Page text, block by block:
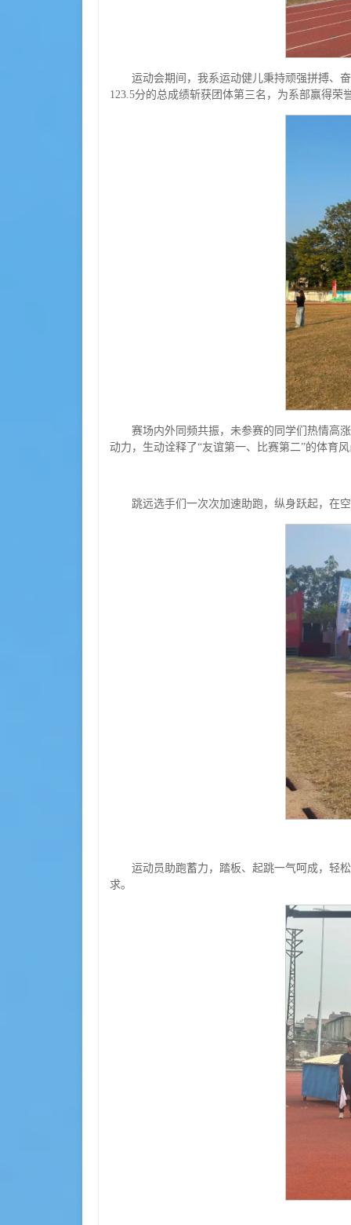
运动会期间，我系运动健儿秉持顽强拼搏、
123.5分的总成绩斩获团体第三名，为系部赢得荣
赛场内外同频共振，未参赛的同学们热情高
动力，生动诠释了“友谊第一、比赛第二”的体育
跳远选手们一次次加速助跑，纵身跃起，在
运动员助跑蓄力，踏板、起跳一气呵成，轻
求。